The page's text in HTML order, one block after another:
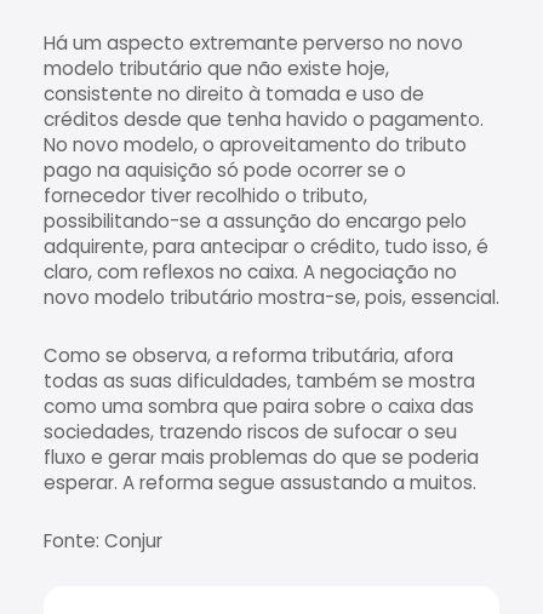
Há um aspecto extremante perverso no novo
modelo tributário que não existe hoje,
consistente no direito à tomada e uso de
créditos desde que tenha havido o pagamento.
No novo modelo, o aproveitamento do tributo
pago na aquisição só pode ocorrer se o
fornecedor tiver recolhido o tributo,
possibilitando-se a assunção do encargo pelo
adquirente, para antecipar o crédito, tudo isso, é
claro, com reflexos no caixa. A negociação no
novo modelo tributário mostra-se, pois, essencial.
Como se observa, a reforma tributária, afora
todas as suas dificuldades, também se mostra
como uma sombra que paira sobre o caixa das
sociedades, trazendo riscos de sufocar o seu
fluxo e gerar mais problemas do que se poderia
esperar. A reforma segue assustando a muitos.
Fonte: Conjur